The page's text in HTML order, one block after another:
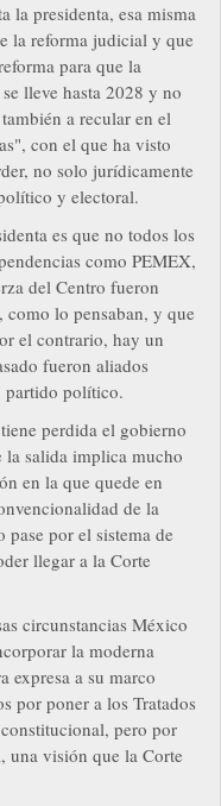
la presidenta, esa misma
la reforma judicial y que
para que la
lleve hasta 2028 y no
a recular en el
con el que ha visto
no solo jurídicamente
y electoral.
es que no todos los
como PEMEX,
del Centro fueron
como lo pensaban, y que
el contrario, hay un
fueron aliados
partido político.
perdida el gobierno
la salida implica mucho
en la que quede en
de la
pase por el sistema de
llegar a la Corte
circunstancias México
la moderna
expresa a su marco
por poner a los Tratados
pero por
una visión que la Corte